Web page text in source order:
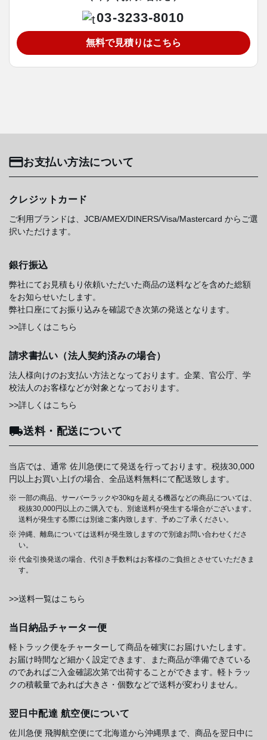
03-3233-8010
無料で見積りはこちら
お支払い方法について
クレジットカード
ご利用ブランドは、JCB/AMEX/DINERS/Visa/Mastercard からご選
択いただけます。
銀行振込
弊社にてお見積もり依頼いただいた商品の送料などを含めた総額
をお知らせいたします。
弊社口座にてお振り込みを確認でき次第の発送となります。
>>詳しくはこちら
請求書払い（法人契約済みの場合）
法人様向けのお支払い方法となっております。企業、官公庁、学
校法人のお客様などが対象となっております。
>>詳しくはこちら
送料・配送について
当店では、通常 佐川急便にて発送を行っております。税抜30,000
円以上お買い上げの場合、全品送料無料にて配送致します。
一部の商品、サーバーラックや30kgを超える機器などの商品については、
税抜30,000円以上のご購入でも、別途送料が発生する場合がございます。
送料が発生する際には別途ご案内致します、予めご了承ください。
沖縄、離島については送料が発生致しますので別途お問い合わせくださ
い。
代金引換発送の場合、代引き手数料はお客様のご負担とさせていただきま
す。
>>送料一覧はこちら
当日納品チャーター便
軽トラック便をチャーターして商品を確実にお届けいたします。
お届け時間など細かく設定できます、また商品が準備できている
のであればご入金確認次第で出荷することができます。軽トラッ
クの積載量であれば大きさ・個数などで送料が変わりません。
翌日中配達 航空便について
佐川急便 飛脚航空便にて北海道から沖縄県まで、商品を翌日中に